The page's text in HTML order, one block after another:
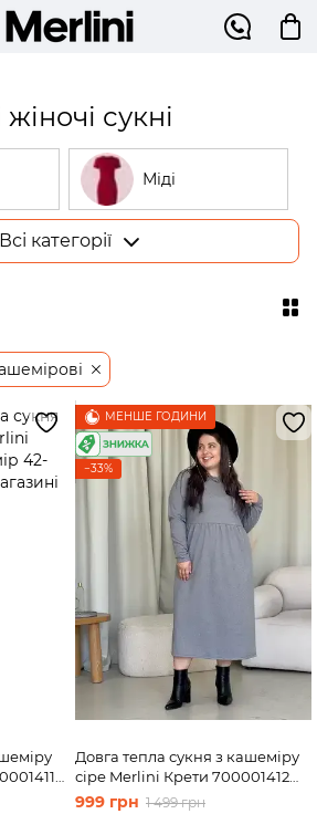
сукні
Міді
Всі категорії
МЕНШЕ ГОДИНИ
−33%
Довга тепла сукня з кашеміру
сіре Merlini Крети 700001412
розмір 46-48 (L-XL)
999 грн 1 499 грн